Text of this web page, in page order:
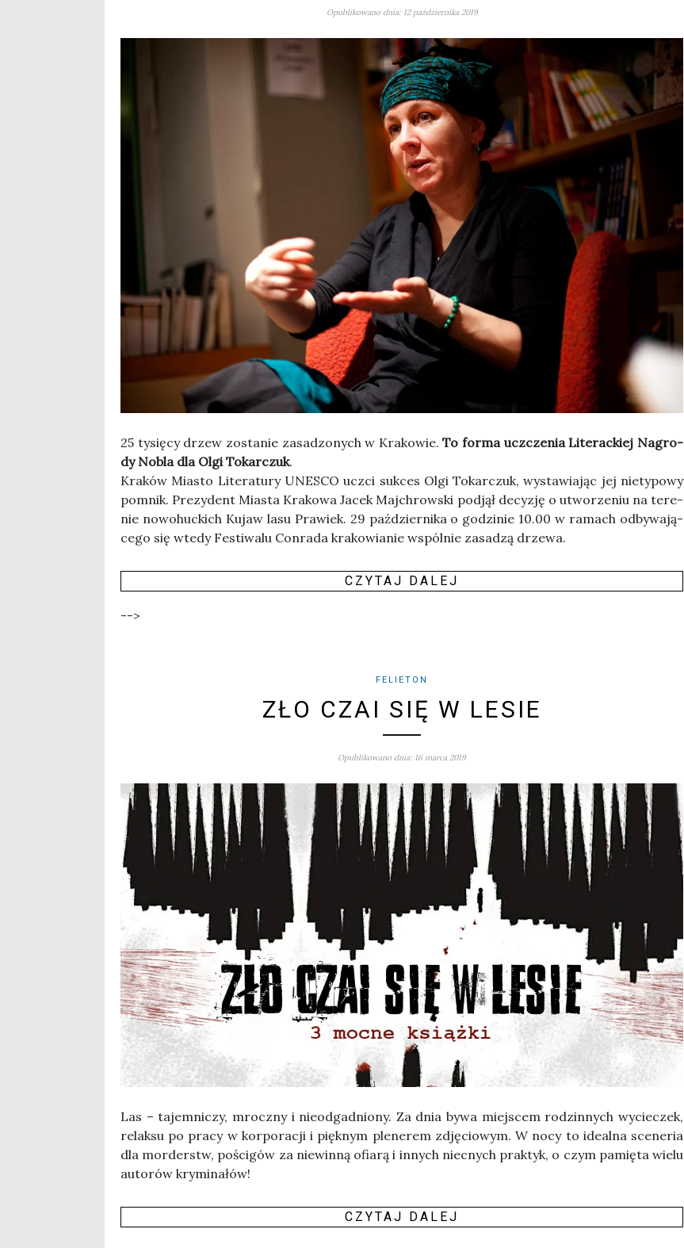
Opublikowano dnia: 12 października 2019
25 tysię­cy drzew zosta­nie zasa­dzo­nych w Kra­ko­wie.To for­ma uczcze­nia Lite­rac­kiej Nagro­
dy Nobla dla Olgi Tokar­czuk.
Kra­ków Mia­sto Lite­ra­tu­ry UNESCO uczci suk­ces Olgi Tokar­czuk, wysta­wia­jąc jej nie­ty­po­wy
pomnik. Pre­zy­dent Mia­sta Kra­ko­wa Jacek Maj­chrow­ski pod­jął decy­zję o utwo­rze­niu na tere­
nie nowo­huc­kich Kujaw lasu Pra­wiek. 29 paź­dzier­ni­ka o godzi­nie 10.00 w ramach odby­wa­ją­
ce­go się wte­dy Festi­wa­lu Con­ra­da kra­ko­wia­nie wspól­nie zasa­dzą drze­wa.
CZY­TAJ DALEJ
-->
FELIETON
ZŁO CZAI SIĘ W LESIE
Opublikowano dnia: 16 marca 2019
Las – tajem­ni­czy, mrocz­ny i nie­od­gad­nio­ny. Za dnia bywa miej­scem rodzin­nych wycie­czek,
relak­su po pra­cy w kor­po­ra­cji i pięk­nym ple­ne­rem zdję­cio­wym. W nocy to ide­al­na sce­ne­ria
dla mor­derstw, pości­gów za nie­win­ną ofia­rą i innych nie­cnych prak­tyk, o czym pamię­ta wie­lu
auto­rów kry­mi­na­łów!
CZY­TAJ DALEJ